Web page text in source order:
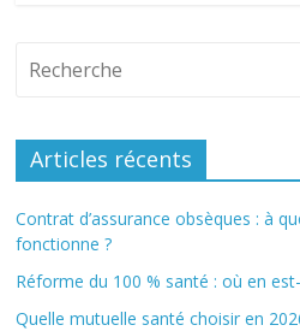
Articles récents
Contrat d’assurance obsèques : à
fonctionne ?
Réforme du 100 % santé : où en
Quelle mutuelle santé choisir en